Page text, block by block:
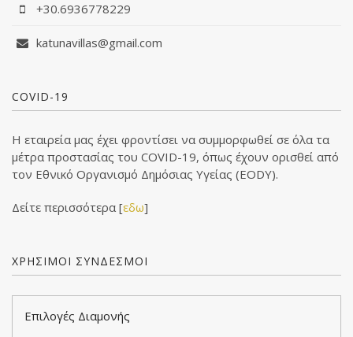
+30.6936778229
katunavillas@gmail.com
COVID-19
Η εταιρεία μας έχει φροντίσει να συμμορφωθεί σε όλα τα
μέτρα προστασίας του COVID-19, όπως έχουν ορισθεί από
τον Εθνικό Οργανισμό Δημόσιας Υγείας (EODY).
Δείτε περισσότερα [εδω]
ΧΡΗΣΙΜΟΙ ΣΥΝΔΕΣΜΟΙ
Επιλογές Διαμονής